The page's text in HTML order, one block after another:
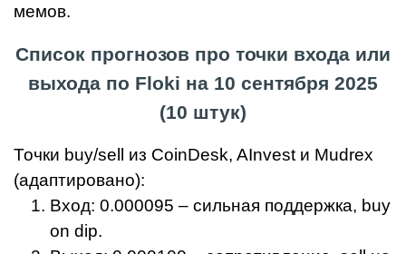
мемов.
Список прогнозов про точки входа или
выхода по Floki на 10 сентября 2025
(10 штук)
Точки buy/sell из CoinDesk, AInvest и Mudrex
(адаптировано):
Вход: 0.000095 – сильная поддержка, buy
on dip.